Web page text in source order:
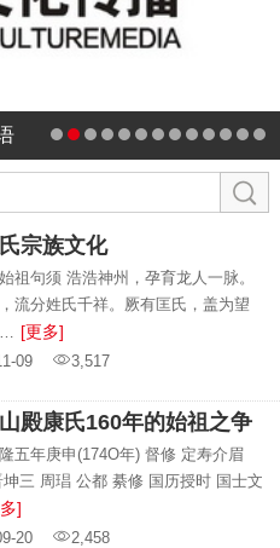
宗族文化
祖句须 浩浩神州，孕育龙人一脉。
流分姓氏千祥。厥有匡氏，盖为望
[更多]
09 3,517
殿康氏160年的始祖之争
五年庚申(174O年) 督修 定寿介眉
坤三 周琩 公都 綦修 国历授时 国士文
]
20 2,458